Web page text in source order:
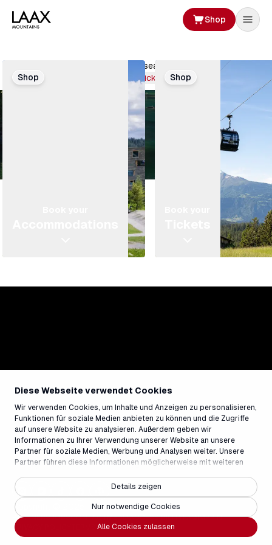
Diese Webseite verwendet Cookies
Wir verwenden Cookies, um Inhalte und Anzeigen zu personalisieren,
Funktionen für soziale Medien anbieten zu können und die Zugriffe
auf unsere Website zu analysieren. Außerdem geben wir
Informationen zu Ihrer Verwendung unserer Website an unsere
Partner für soziale Medien, Werbung und Analysen weiter. Unsere
Partner führen diese Informationen möglicherweise mit weiteren
Rahmen Ihrer Nutzung der Dienste gesammelt haben.
Alle Cookies zulassen
Nur notwendige Cookies
Details zeigen
Shop
Get ready! The summer season has started.
Book your tickets
Shop Shop
Copyright © 2025 - Weisse Arena Gruppe
PARTNERSJOBSCONTACTMEDIAACCESSIBILITYFAQIMPRINT
PRIVACY POLICY
TERMS AND CONDITIONS